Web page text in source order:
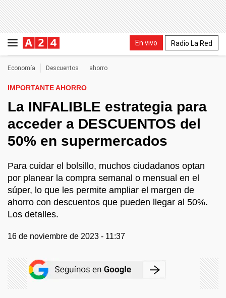
En vivo Radio La Red
Economía Descuentos ahorro
IMPORTANTE AHORRO
La INFALIBLE estrategia para
acceder a DESCUENTOS del
50% en supermercados
Para cuidar el bolsillo, muchos ciudadanos optan
por planear la compra semanal o mensual en el
súper, lo que les permite ampliar el margen de
ahorro con descuentos que pueden llegar al 50%.
Los detalles.
16 de noviembre de 2023 - 11:37